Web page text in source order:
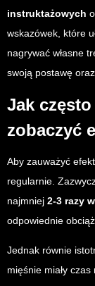
instruktażowych
wskazówek, które
nagrywać własne
swoją postawę
Jak
zobaczyć
Aby zauważyć
regularnie.
najmniej 2-3 razy
odpowiednie
Jednak równie
mięśnie miały czas